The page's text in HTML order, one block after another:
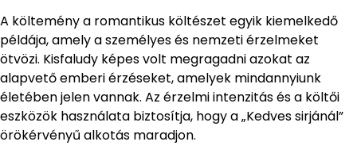
A költemény a romantikus költészet egyik kiemelkedő
példája, amely a személyes és nemzeti érzelmeket
ötvözi. Kisfaludy képes volt megragadni azokat az
alapvető emberi érzéseket, amelyek mindannyiunk
életében jelen vannak. Az érzelmi intenzitás és a költői
eszközök használata biztosítja, hogy a „Kedves sirjánál”
örökérvényű alkotás maradjon.